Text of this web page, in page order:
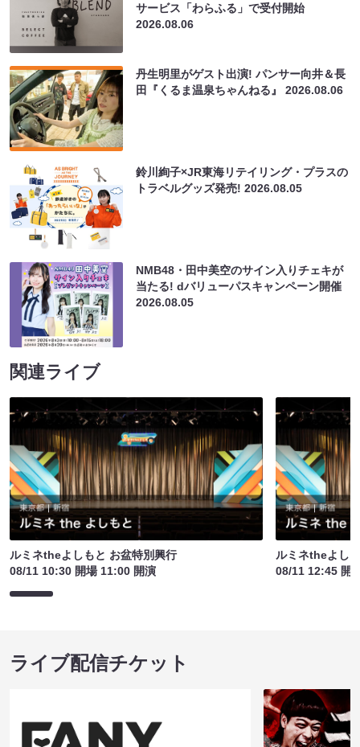
サービス「わらふる」で受付開始
2026.08.06
丹生明里がゲスト出演! パンサー向井＆長
田『くるま温泉ちゃんねる』2026.08.06
鈴川絢子×JR東海リテイリング・プラスの
トラベルグッズ発売!2026.08.05
NMB48・田中美空のサイン入りチェキが
当たる! dバリューパスキャンペーン開催
2026.08.05
関連ライブ
ルミネtheよしもと お盆特別興行
08/11 10:30 開場 11:00 開演
ルミネtheよし
08/11 12:45 開
ライブ配信チケット